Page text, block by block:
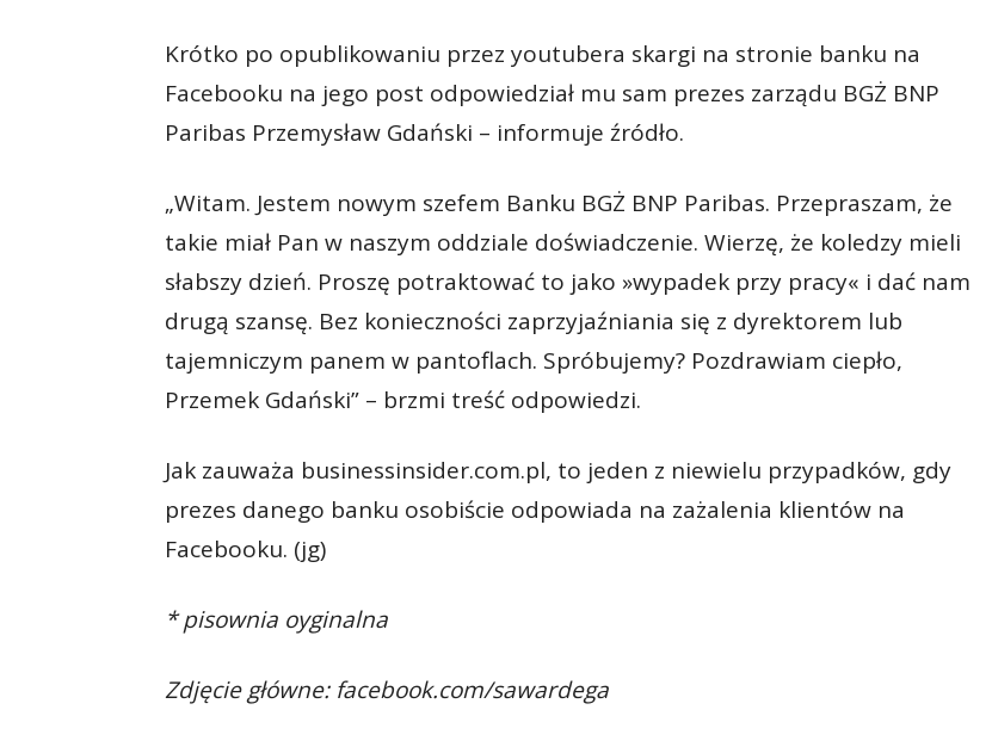
Krótko po opublikowaniu przez youtubera skargi na stronie banku na
Facebooku na jego post odpowiedział mu sam prezes zarządu BGŻ BNP
Paribas Przemysław Gdański – informuje źródło.
„Witam. Jestem nowym szefem Banku BGŻ BNP Paribas. Przepraszam, że
takie miał Pan w naszym oddziale doświadczenie. Wierzę, że koledzy mieli
słabszy dzień. Proszę potraktować to jako »wypadek przy pracy« i dać nam
drugą szansę. Bez konieczności zaprzyjaźniania się z dyrektorem lub
tajemniczym panem w pantoflach. Spróbujemy? Pozdrawiam ciepło,
Przemek Gdański” – brzmi treść odpowiedzi.
Jak zauważa businessinsider.com.pl, to jeden z niewielu przypadków, gdy
prezes danego banku osobiście odpowiada na zażalenia klientów na
Facebooku. (jg)
* pisownia oyginalna
Zdjęcie główne: facebook.com/sawardega